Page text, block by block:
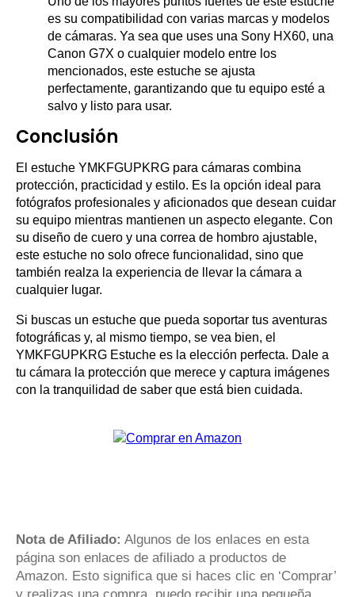
es su compatibilidad con varias marcas y modelos
de cámaras. Ya sea que uses una Sony HX60, una
Canon G7X o cualquier modelo entre los
mencionados, este estuche se ajusta
perfectamente, garantizando que tu equipo esté a
salvo y listo para usar.
Conclusión
El estuche YMKFGUPKRG para cámaras combina
protección, practicidad y estilo. Es la opción ideal para
fotógrafos profesionales y aficionados que desean cuidar
su equipo mientras mantienen un aspecto elegante. Con
su diseño de cuero y una correa de hombro ajustable,
este estuche no solo ofrece funcionalidad, sino que
también realza la experiencia de llevar la cámara a
cualquier lugar.
Si buscas un estuche que pueda soportar tus aventuras
fotográficas y, al mismo tiempo, se vea bien, el
YMKFGUPKRG Estuche es la elección perfecta. Dale a
tu cámara la protección que merece y captura imágenes
con la tranquilidad de saber que está bien cuidada.
Nota de Afiliado: Algunos de los enlaces en esta
página son enlaces de afiliado a productos de
Amazon. Esto significa que si haces clic en ‘Comprar’